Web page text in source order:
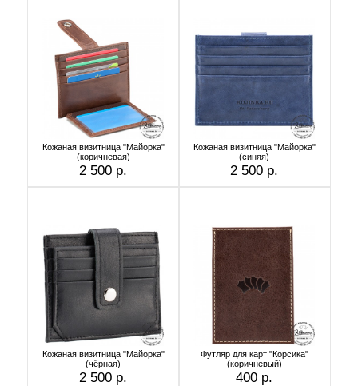
Кожаная визитница "Майорка"
(коричневая)
2 500 р.
Кожаная визитница "Майорка"
(синяя)
2 500 р.
Кожаная визитница "Майорка"
(чёрная)
2 500 р.
Футляр для карт "Корсика"
(коричневый)
400 р.